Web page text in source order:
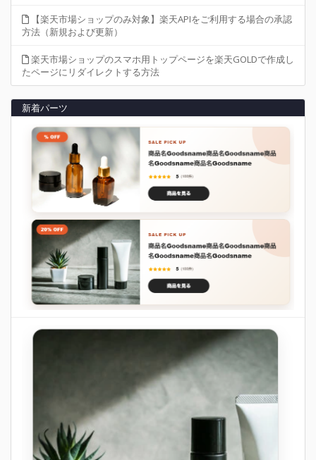
【楽天市場ショップのみ対象】楽天APIをご利用する場合の承認
方法（新規および更新）
楽天市場ショップのスマホ用トップページを楽天GOLDで作成し
たページにリダイレクトする方法
新着パーツ